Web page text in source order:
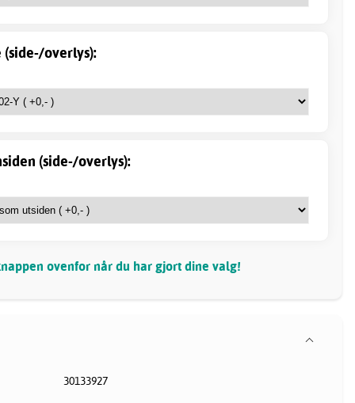
(side-/overlys):
(side-/overlys):
ovenfor når du har gjort dine valg!
30133927